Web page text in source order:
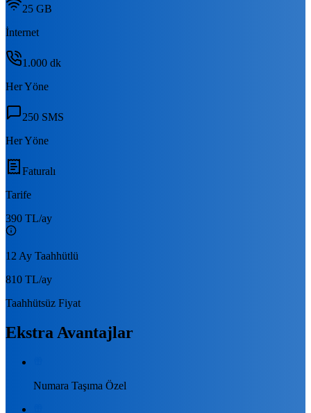
25 GB
İnternet
1.000 dk
Her Yöne
250 SMS
Her Yöne
Faturalı
Tarife
390 TL/ay
12 Ay Taahhütlü
810 TL/ay
Taahhütsüz Fiyat
Ekstra Avantajlar
Numara Taşıma Özel